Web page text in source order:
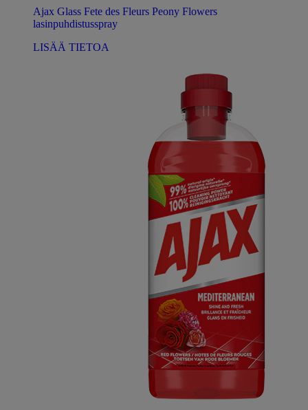
Ajax Glass Fete des Fleurs Peony Flowers
lasinpuhdistusspray
LISÄÄ TIETOA